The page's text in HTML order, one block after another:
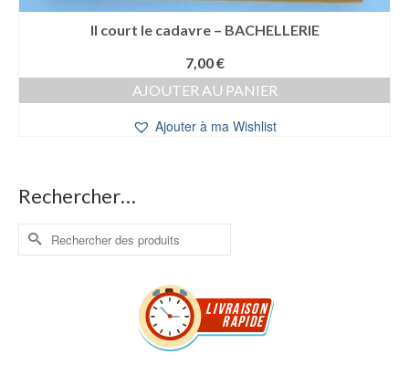
Il court le cadavre – BACHELLERIE
7,00€
AJOUTER AU PANIER
Ajouter à ma Wishlist
Rechercher…
Rechercher :